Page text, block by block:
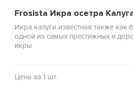
Frosista Икра осетра
Икра калуги известная также как
одной из самых престижных и
икры
Цена за 1 шт.